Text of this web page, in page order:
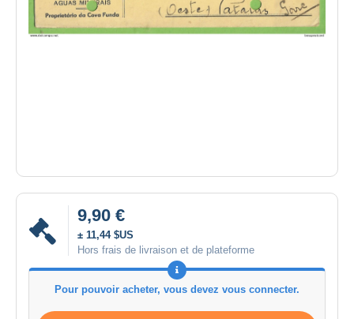
9,90 €
± 11,44 $US
Hors frais de livraison et de plateforme
Pour pouvoir acheter, vous devez vous connecter.